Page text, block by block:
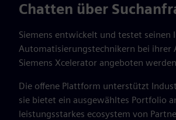
Chatten über
Siemens entwickelt und testet seinen
Automatisierungstechnikern bei ihrer
Siemens Xcelerator angeboten
Die offene Plattform unterstützt
sie bietet ein ausgewähltes Portfolio
leistungsstarkes ecosystem von